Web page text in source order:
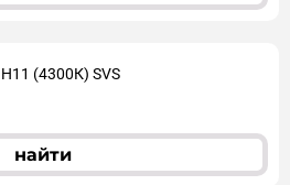
(4300К) SVS
найти